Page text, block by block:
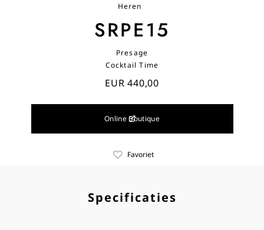
Heren
SRPE15
Presage
Cocktail Time
EUR 440,00
Online Boutique
Favoriet
Specificaties